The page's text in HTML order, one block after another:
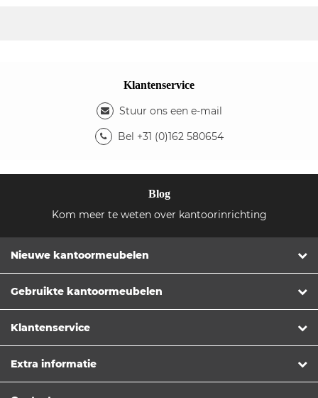
Klantenservice
Stuur ons een e-mail
Bel +31 (0)162 580654
Blog
Kom meer te weten over kantoorinrichting
Nieuwe kantoormeubelen
Gebruikte kantoormeubelen
Klantenservice
Extra informatie